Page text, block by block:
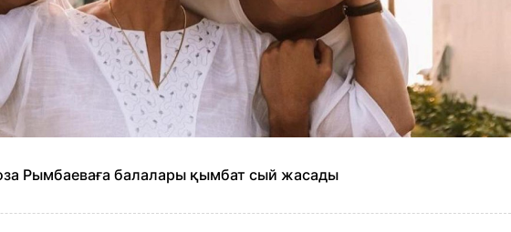
Рымбаеваға балалары қымбат сый жасады